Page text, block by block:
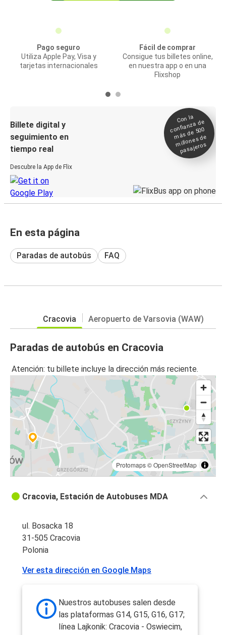
Pago seguro
Utiliza Apple Pay, Visa y
tarjetas internacionales
Fácil de comprar
Consigue tus billetes online,
en nuestra app o en una
Flixshop
Billete digital y
seguimiento en
tiempo real
Descubre la App de Flix
Con la
confianza de
más de 500
millones de
pasajeros
En esta página
Paradas de autobús FAQ
Cracovia Aeropuerto de Varsovia (WAW)
Paradas de autobús en Cracovia
Atención: tu billete incluye la dirección más reciente.
Protomaps©OpenStreetMap
Cracovia, Estación de Autobuses MDA
ul. Bosacka 18
31-505 Cracovia
Polonia
Ver esta dirección en Google Maps
Nuestros autobuses salen desde
las plataformas G14, G15, G16, G17;
línea Lajkonik: Cracovia - Oswiecim,